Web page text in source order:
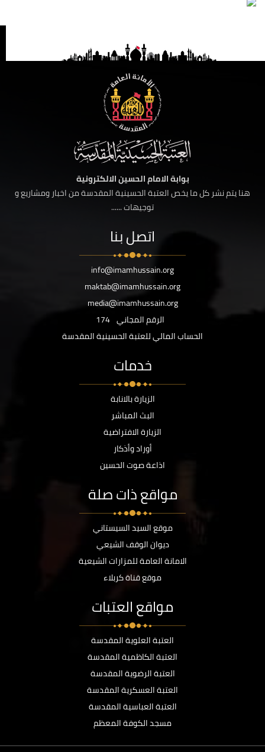
بوابة الامام الحسين الالكترونية
هنا يتم نشر كل ما يخص العتبة الحسينية المقدسة من اخبار ومشاريع و
توجيهات ......
اتصل بنا
info@imamhussain.org
maktab@imamhussain.org
media@imamhussain.org
الرقم المجاني 174
الحساب المالي للعتبة الحسينية المقدسة
خدمات
الزيارة بالانابة
البث المباشر
الزيارة الافتراضية
أوراد وأذكار
اذاعة صوت الحسين
مواقع ذات صلة
موقع السيد السيستاني
ديوان الوقف الشيعي
الامانة العامة للمزارات الشيعية
موقع قناة كربلاء
مواقع العتبات
العتبة العلوية المقدسة
العتبة الكاظمية المقدسة
العتبة الرضوية المقدسة
العتبة العسكرية المقدسة
العتبة العباسية المقدسة
مسجد الكوفة المعظم